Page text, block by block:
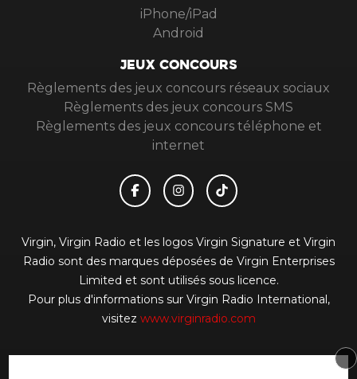
iPhone/iPad
Android
JEUX CONCOURS
Règlements des jeux concours réseaux sociaux
Règlements des jeux concours SMS
Règlements des jeux concours téléphone et
internet
Virgin, Virgin Radio et les logos Virgin Signature et Virgin
Radio sont des marques déposées de Virgin Enterprises
Limited et sont utilisés sous licence.
Pour plus d'informations sur Virgin Radio International,
visitez www.virginradio.com